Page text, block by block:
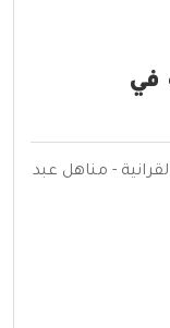
في
- مناهل عبد